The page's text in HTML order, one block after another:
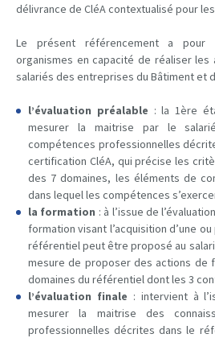
délivrance de CléA contextualisé pour
Le présent référencement a
organismes en capacité de réaliser les
salariés des entreprises du Bâtiment et
l’évaluation préalable : la 1ère
mesurer la maitrise par le
compétences professionnelles
certification CléA, qui précise les
des 7 domaines, les éléments de
dans lequel les compétences
la formation : à l’issue de
formation visant l’acquisition d’une
référentiel peut être proposé au
mesure de proposer des actions de
domaines du référentiel dont les 3
l’évaluation finale : intervient à
mesurer la maitrise des
professionnelles décrites dans le